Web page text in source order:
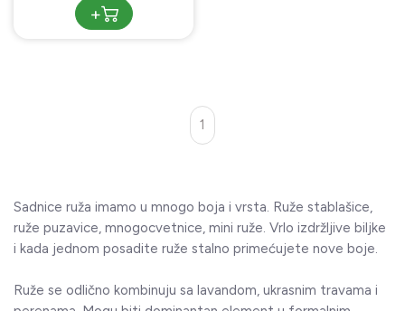
+
1
Sadnice ruža imamo u mnogo boja i vrsta. Ruže stablašice,
ruže puzavice, mnogocvetnice, mini ruže. Vrlo izdržljive biljke
i kada jednom posadite ruže stalno primećujete nove boje.
Ruže se odlično kombinuju sa lavandom, ukrasnim travama i